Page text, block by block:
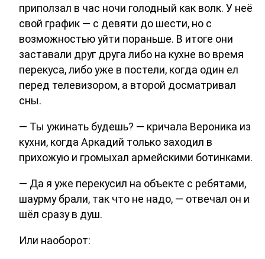
приползал в час ночи голодный как волк. У неё
свой график — с девяти до шести, но с
возможностью уйти пораньше. В итоге они
заставали друг друга либо на кухне во время
перекуса, либо уже в постели, когда один ел
перед телевизором, а второй досматривал
сны.
— Ты ужинать будешь? — кричала Вероника из
кухни, когда Аркадий только заходил в
прихожую и громыхал армейскими ботинками.
— Да я уже перекусил на объекте с ребятами,
шаурму брали, так что не надо, — отвечал он и
шёл сразу в душ.
Или наоборот: